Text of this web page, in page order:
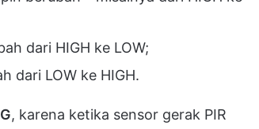
dari HIGH ke LOW;
dari LOW ke HIGH.
, karena ketika sensor gerak PIR